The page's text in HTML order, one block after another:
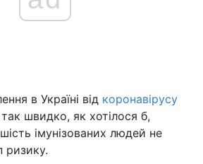
в Україні від коронавірусу
швидко, як хотілося б,
імунізованих людей не
ризику.